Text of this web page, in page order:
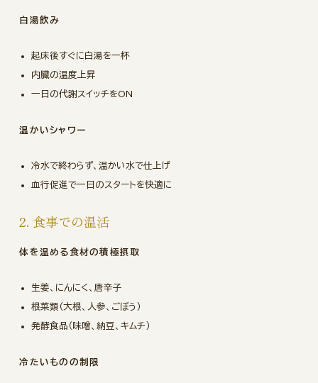
白湯飲み
起床後すぐに白湯を一杯
内臓の温度上昇
一日の代謝スイッチをON
温かいシャワー
冷水で終わらず、温かい水で仕上げ
血行促進で一日のスタートを快適に
2. 食事での温活
体を温める食材の積極摂取
生姜、にんにく、唐辛子
根菜類（大根、人参、ごぼう）
発酵食品（味噌、納豆、キムチ）
冷たいものの制限